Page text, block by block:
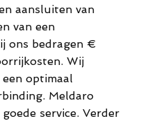
aansluiten van
van een
ons bedragen €
Wij
optimaal
Meldaro
service. Verder